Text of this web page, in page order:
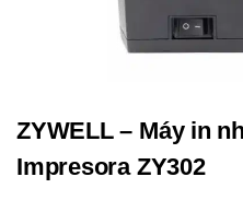
ZYWELL – Máy in
Impresora ZY302